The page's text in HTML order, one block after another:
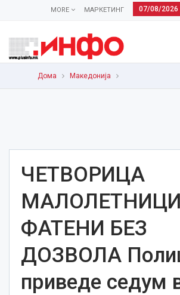
07/08/2026
МАРКЕТИНГ
MORE
Дома Македонија
ЧЕТВОРИЦА
МАЛОЛЕТНИЦИ
ФАТЕНИ БЕЗ
ДОЗВОЛА
приведе седум